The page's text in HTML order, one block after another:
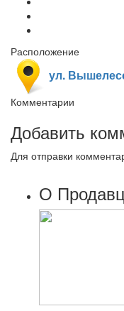
Расположение
ул.
Комментарии
Добавить
Для отправки
О